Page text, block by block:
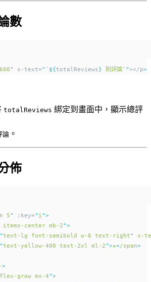
數
" x-text="`${totalReviews} 則評論`"></p>
totalReviews 綁定到畫面中，顯示總評
論 。
佈
5" :key=" i">
center mb-2">
"text-lg font-semibold w-6 text-right"
x-
"text-yellow-400 text-2xl ml-2">★</span>
>
flex-grow mx-4">